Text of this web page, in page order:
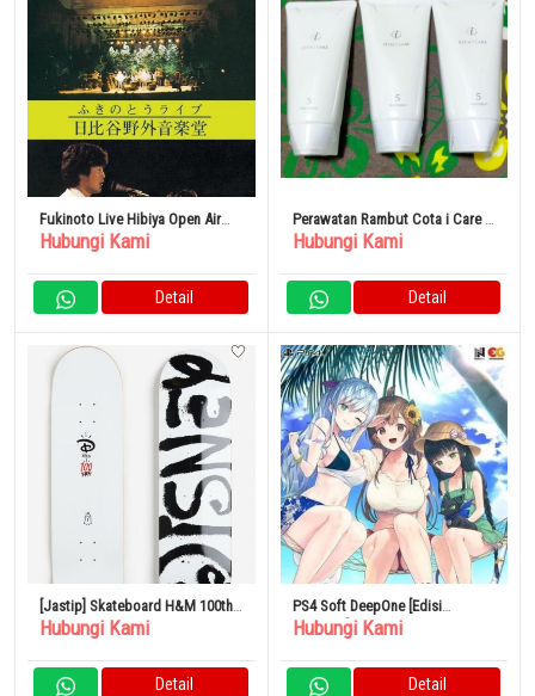
Fukinoto Live Hibiya Open Air
Concert DVD
Hubungi Kami
Detail
Perawatan Rambut Cota i Care 5
Treatment
Hubungi Kami
Detail
[Jastip] Skateboard H&M 100th
Anniversary DESNEY
Hubungi Kami
Detail
PS4 Soft DeepOne [Edisi
Terbatas]
Hubungi Kami
Detail